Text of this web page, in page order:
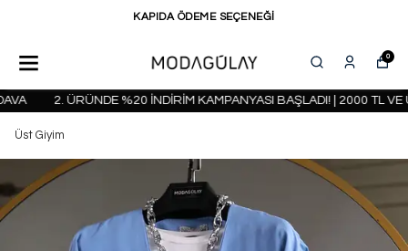
KAPIDA ÖDEME SEÇENEĞİ
0
2. ÜRÜNDE %20 İNDİRİM KAMPANYASI BAŞLADI! | 2000 TL VE
Üst Giyim